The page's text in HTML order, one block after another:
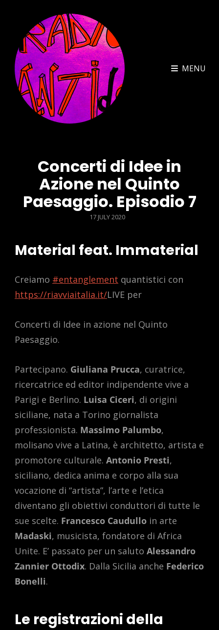
MENU
Concerti di Idee in
Azione nel Quinto
Paesaggio. Episodio 7
POSTED
17 JULY 2020
Material feat. Immaterial
Creiamo #entanglement quantistici con
https://riavviaitalia.it/LIVE per
Concerti di Idee in azione nel Quinto
Paesaggio.
Partecipano. Giuliana Prucca, curatrice,
ricercatrice ed editor indipendente vive a
Parigi e Berlino. Luisa Ciceri, di origini
siciliane, nata a Torino giornalista
professionista. Massimo Palumbo,
molisano vive a Latina, è architetto, artista e
promotore culturale. Antonio Presti,
siciliano, dedica anima e corpo alla sua
vocazione di “artista”, l’arte e l’etica
diventano gli obiettivi conduttori di tutte le
sue scelte. Francesco Caudullo in arte
Madaski, musicista, fondatore di Africa
Unite. E’ passato per un saluto Alessandro
Zannier Ottodix. Dalla Sicilia anche Federico
Bonelli.
Le registrazioni della